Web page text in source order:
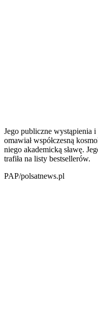
Jego publiczne wystąpienia
omawiał współczesną
niego akademicką sławę.
trafiła na listy bestsellerów.
PAP/polsatnews.pl